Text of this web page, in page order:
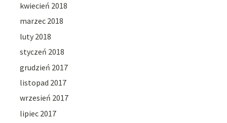
kwiecień 2018
marzec 2018
luty 2018
styczeń 2018
grudzień 2017
listopad 2017
wrzesień 2017
lipiec 2017